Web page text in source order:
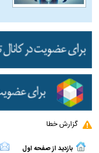
گزارش خطا
بازدید از صفحه اول